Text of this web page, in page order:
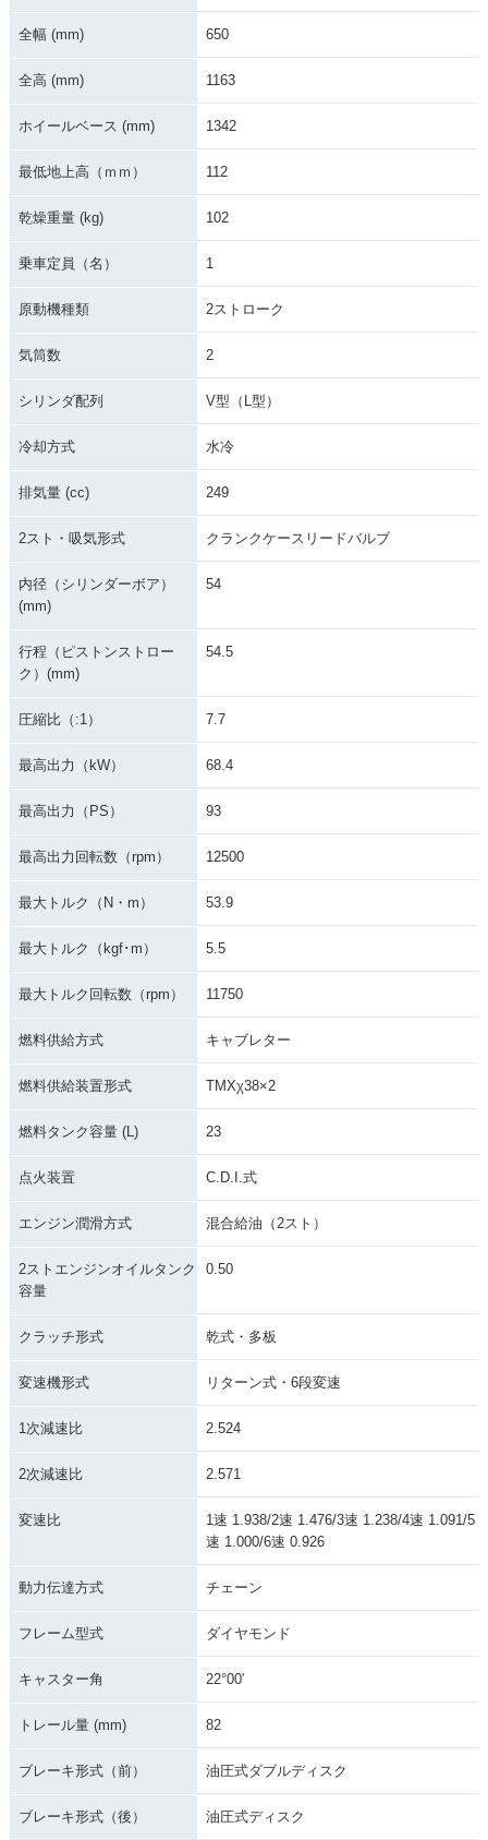
全幅 (mm) 650
全高 (mm) 1163
ホイールベース (mm) 1342
最低地上高（ｍｍ） 112
乾燥重量 (kg) 102
乗車定員（名） 1
原動機種類 2ストローク
気筒数 2
シリンダ配列 V型（L型）
冷却方式 水冷
排気量 (cc) 249
2スト・吸気形式 クランクケースリードバルブ
内径（シリンダーボア）
(mm)
54
行程（ピストンストロー
ク）(mm)
54.5
圧縮比（:1） 7.7
最高出力（kW） 68.4
最高出力（PS） 93
最高出力回転数（rpm） 12500
最大トルク（N・m） 53.9
最大トルク（kgf･m） 5.5
最大トルク回転数（rpm） 11750
燃料供給方式 キャブレター
燃料供給装置形式 TMXχ38×2
燃料タンク容量 (L) 23
点火装置 C.D.I.式
エンジン潤滑方式 混合給油（2スト）
2ストエンジンオイルタンク
容量
0.50
クラッチ形式 乾式・多板
変速機形式 リターン式・6段変速
1次減速比 2.524
2次減速比 2.571
変速比
1速 1.938/2速 1.476/3速 1.238/4速 1.091/5
速 1.000/6速 0.926
動力伝達方式 チェーン
フレーム型式 ダイヤモンド
キャスター角 22°00′
トレール量 (mm) 82
ブレーキ形式（前） 油圧式ダブルディスク
ブレーキ形式（後） 油圧式ディスク